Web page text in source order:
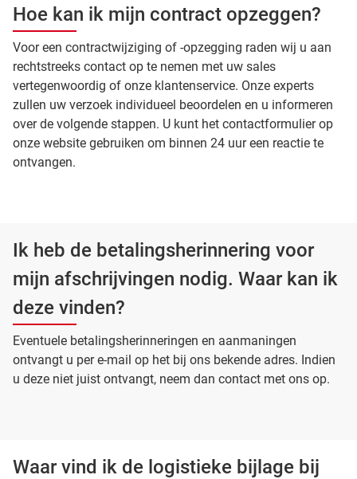
Hoe kan ik mijn contract opzeggen?
Voor een contractwijziging of -opzegging raden wij u aan
rechtstreeks contact op te nemen met uw sales
vertegenwoordig of onze klantenservice. Onze experts
zullen uw verzoek individueel beoordelen en u informeren
over de volgende stappen. U kunt het contactformulier op
onze website gebruiken om binnen 24 uur een reactie te
ontvangen.
Ik heb de betalingsherinnering voor
mijn afschrijvingen nodig. Waar kan ik
deze vinden?
Eventuele betalingsherinneringen en aanmaningen
ontvangt u per e-mail op het bij ons bekende adres. Indien
u deze niet juist ontvangt, neem dan contact met ons op.
Waar vind ik de logistieke bijlage bij